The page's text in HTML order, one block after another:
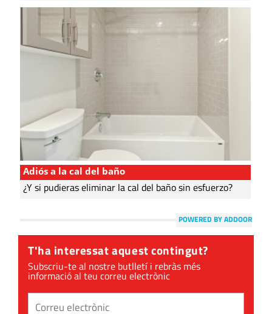
Adiós a la cal del baño
¿Y si pudieras eliminar la cal del baño sin esfuerzo?
POWERED BY ADDOOR
T'ha interessat aquest contingut?
Subscriu-te al nostre butlletí i rebràs més
informació al teu correu electrònic